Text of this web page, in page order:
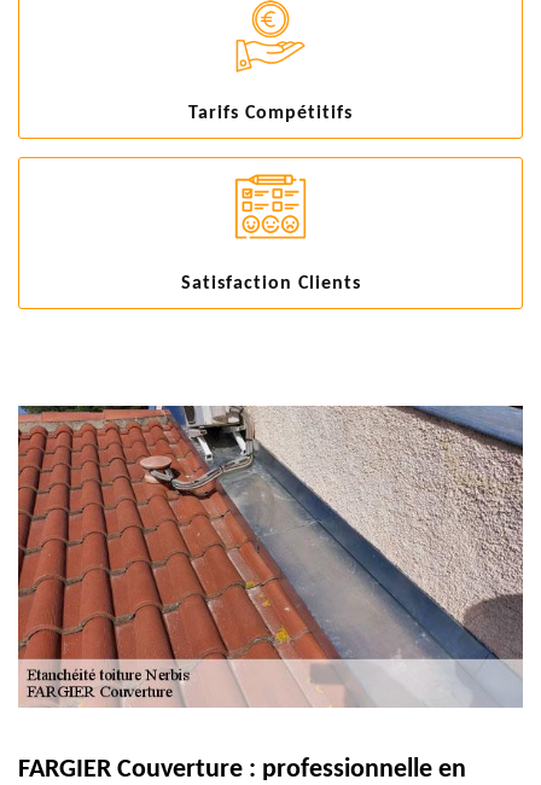
Tarifs Compétitifs
Satisfaction Clients
FARGIER Couverture : professionnelle en